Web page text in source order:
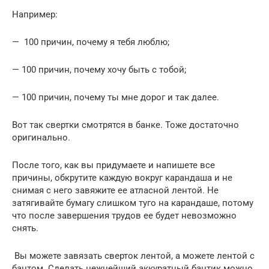
Например:
— 100 причин, почему я тебя люблю;
— 100 причин, почему хочу быть с тобой;
— 100 причин, почему ты мне дорог и так далее.
Вот так свертки смотрятся в банке. Тоже достаточно
оригинально.
После того, как вы придумаете и напишете все
причины, обкрутите каждую вокруг карандаша и не
снимая с него завяжите ее атласной лентой. Не
затягивайте бумагу слишком туго на карандаше, потому
что после завершения трудов ее будет невозможно
снять.
Вы можете завязать сверток лентой, а можете лентой с